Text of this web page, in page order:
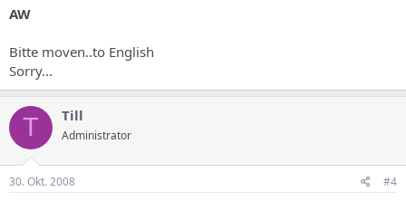
AW
Bitte moven..to English
Sorry...
T Till
Administrator
30. Okt. 2008 #4